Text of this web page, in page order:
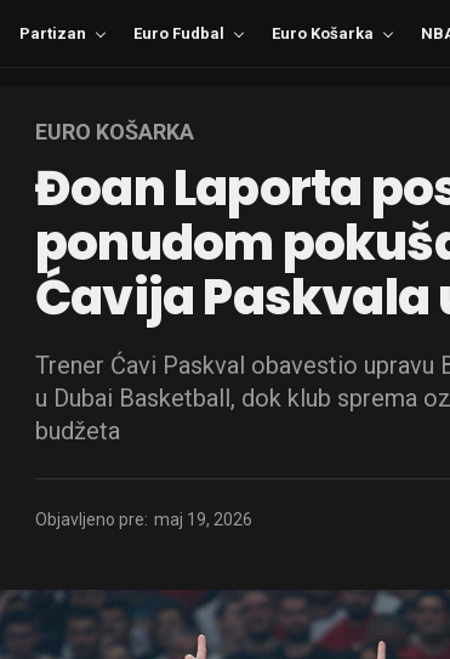
Partizan Euro Fudbal Euro Košarka
EURO KOŠARKA
Đoan Laporta
ponudom
Ćavija Paskvala
Trener Ćavi Paskval obavestio upravu
u Dubai Basketball, dok klub sprema
budžeta
Objavljeno pre: maj 19, 2026